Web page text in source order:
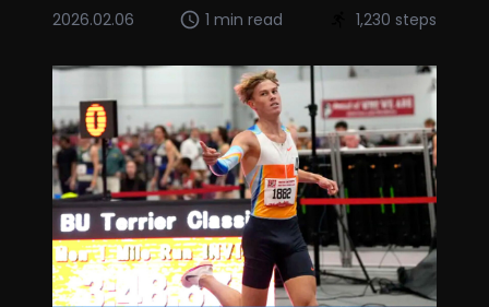
2026.02.06 1 min read 1,230 steps